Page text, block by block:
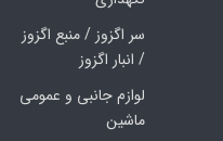
سر اگزوز / منبع اگزوز
/ انبار اگزوز
لوازم جانبی و عمومی
ماشین